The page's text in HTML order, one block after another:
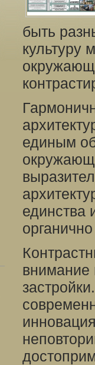
быть
культуру
единым
единства